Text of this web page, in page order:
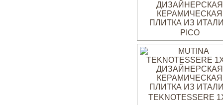
PICO
TEKNOTESSERE